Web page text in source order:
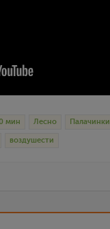
мин Лесно Палачинки
воздушести